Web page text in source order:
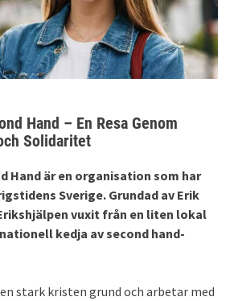
Hand – En Resa Genom
Solidaritet
Hand är en organisation som har
Sverige. Grundad av Erik
vuxit från en liten lokal
kedja av second hand-
stark kristen grund och arbetar med